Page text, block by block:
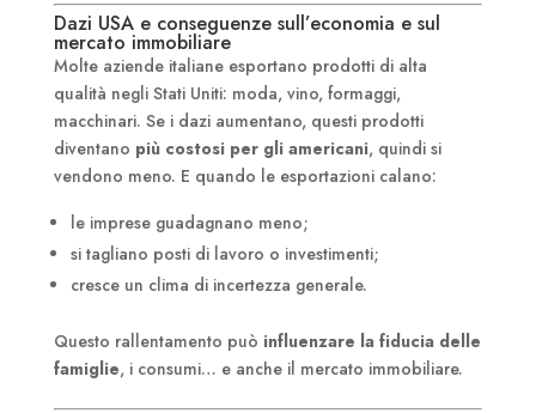
Dazi USA e conseguenze sull’economia e sul
mercato immobiliare
Molte aziende italiane esportano prodotti di alta
qualità negli Stati Uniti: moda, vino, formaggi,
macchinari. Se i dazi aumentano, questi prodotti
diventano più costosi per gli americani, quindi si
vendono meno. E quando le esportazioni calano:
le imprese guadagnano meno;
si tagliano posti di lavoro o investimenti;
cresce un clima di incertezza generale.
Questo rallentamento può influenzare la fiducia delle
famiglie, i consumi… e anche il mercato immobiliare.